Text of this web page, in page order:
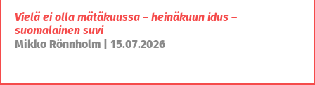
Vielä ei olla mätäkuussa – heinäkuun idus –
suomalainen suvi
Mikko Rönnholm | 15.07.2026